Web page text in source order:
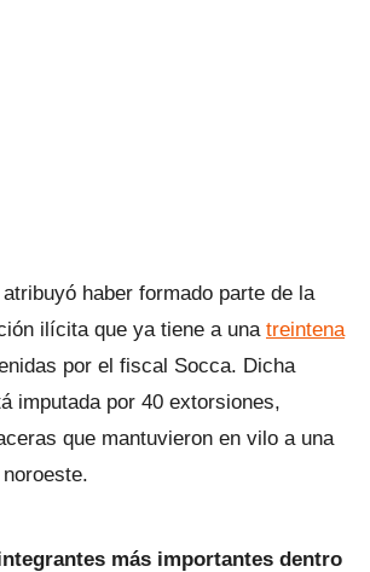
haber formado parte de la
ilícita que ya tiene a una treintena
por el fiscal Socca. Dicha
imputada por 40 extorsiones,
que mantuvieron en vilo a una
más importantes dentro